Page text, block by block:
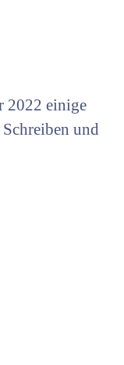
2022 einige
und